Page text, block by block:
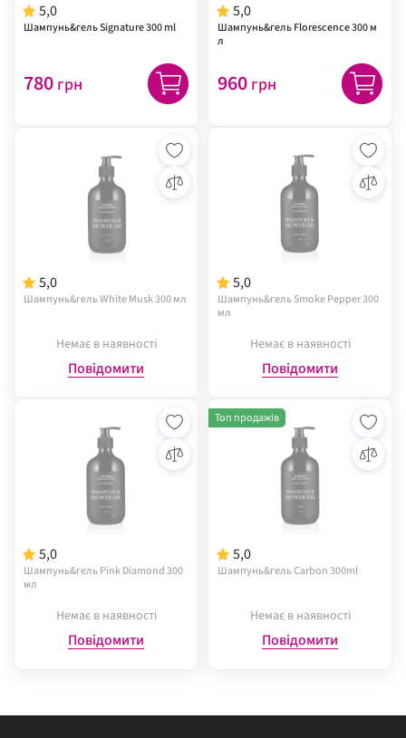
5,0
Шампунь&гель Signature 300 ml
780 грн
5,0
Шампунь&гель Florescence 300 м
л
960 грн
5,0
Шампунь&гель White Musk 300 мл
Немає в наявності
Повідомити
5,0
Шампунь&гель Smoke Pepper 300
мл
Немає в наявності
Повідомити
5,0
Шампунь&гель Pink Diamond 300
мл
Немає в наявності
Повідомити
5,0
Шампунь&гель Carbon 300ml
Топ продажів
Немає в наявності
Повідомити